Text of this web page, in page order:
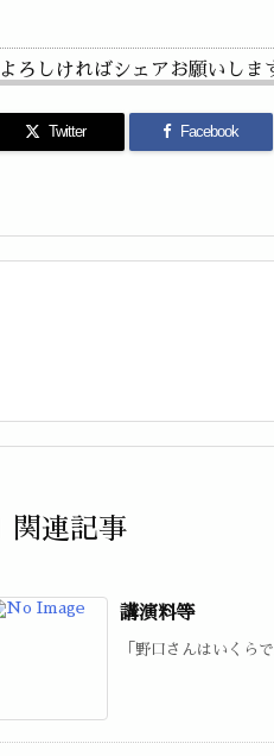
よろしければシェアお願いしま
Twitter Facebook
関連記事
講演料等
「野口さんはいくら